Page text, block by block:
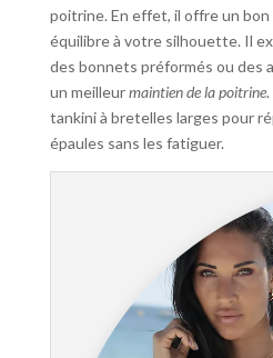
poitrine. En effet, il offre un
équilibre à votre silhouette. Il
des bonnets préformés ou des
un meilleurmaintien de la poitrine
tankini à bretelles larges pour
épaules sans les fatiguer.